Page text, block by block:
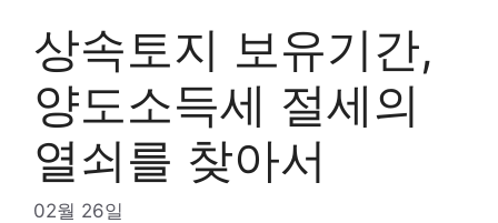
상속토지 보유기간,
양도소득세 절세의
열쇠를 찾아서
02월 26일